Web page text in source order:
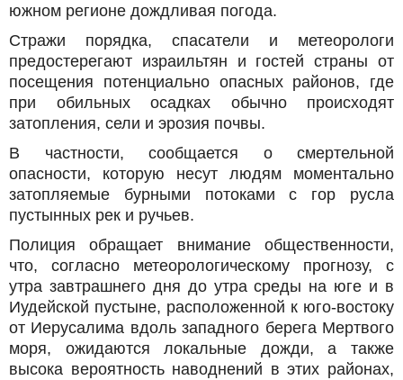
южном регионе дождливая погода.
Стражи порядка, спасатели и метеорологи
предостерегают израильтян и гостей страны от
посещения потенциально опасных районов, где
при обильных осадках обычно происходят
затопления, сели и эрозия почвы.
В частности, сообщается о смертельной
опасности, которую несут людям моментально
затопляемые бурными потоками с гор русла
пустынных рек и ручьев.
Полиция обращает внимание общественности,
что, согласно метеорологическому прогнозу, с
утра завтрашнего дня до утра среды на юге и в
Иудейской пустыне, расположенной к юго-востоку
от Иерусалима вдоль западного берега Мертвого
моря, ожидаются локальные дожди, а также
высока вероятность наводнений в этих районах,